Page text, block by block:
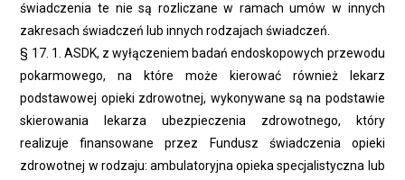
świadczenia te nie są rozliczane w ramach umów w innych
zakresach świadczeń lub innych rodzajach świadczeń.
§ 17. 1. ASDK, z wyłączeniem badań endoskopowych przewodu
pokarmowego, na które może kierować również lekarz
podstawowej opieki zdrowotnej, wykonywane są na podstawie
skierowania lekarza ubezpieczenia zdrowotnego, który
realizuje finansowane przez Fundusz świadczenia opieki
zdrowotnej w rodzaju: ambulatoryjna opieka specjalistyczna lub